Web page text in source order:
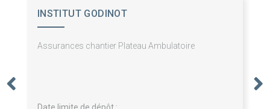
INSTITUT GODINOT
Assurances chantier Plateau Ambulatoire